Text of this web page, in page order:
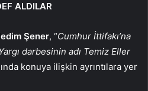
ALDILAR
Şener, “Cumhur İttifakı’na
darbesinin adı Temiz Eller
konuya ilişkin ayrıntılara yer